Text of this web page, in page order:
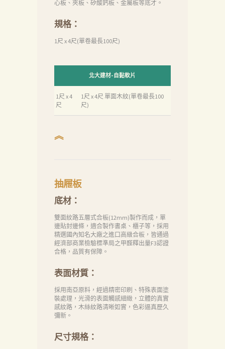
心板、夾板、矽酸鈣板、金屬板等底才。
規格：
1尺 x 4尺(單卷最長100尺)
北大建材-自黏軟片
1尺 x 4
尺
1尺 x 4尺 單面木紋(單卷最長100
尺)
︽
抽屜板
底材：
雙面紋路五層式合板(12mm)製作而成，單
邊貼封邊條，適合製作書桌、櫃子等，採用
精選國內知名大廠之進口高級合板，皆通過
經濟部商業檢驗標準局之甲醛釋出量F3認證
合格，品質有保障。
表面材質：
採用南亞原料，經過精密印刷、特殊表面塗
裝處理，光滑的表面觸感細緻，立體的真實
感紋路，木絲紋路清晰如實，色彩逼真歷久
彌新。
尺寸規格：